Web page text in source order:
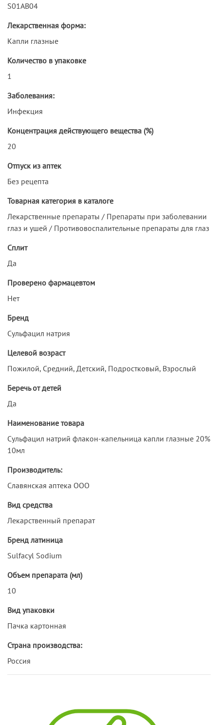
S01AB04
Лекарственная форма:
Капли глазные
Количество в упаковке
1
Заболевания:
Инфекция
Концентрация действующего вещества (%)
20
Отпуск из аптек
Без рецепта
Товарная категория в каталоге
Лекарственные препараты / Препараты при заболевании
глаз и ушей / Противовоспалительные препараты для глаз
Сплит
Да
Проверено фармацевтом
Нет
Бренд
Сульфацил натрия
Целевой возраст
Пожилой, Средний, Детский, Подростковый, Взрослый
Беречь от детей
Да
Наименование товара
Сульфацил натрий флакон-капельница капли глазные 20%
10мл
Производитель:
Славянская аптека ООО
Вид средства
Лекарственный препарат
Бренд латиница
Sulfacyl Sodium
Объем препарата (мл)
10
Вид упаковки
Пачка картонная
Страна производства:
Россия